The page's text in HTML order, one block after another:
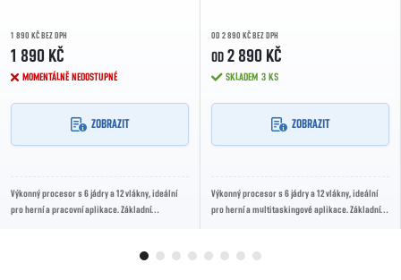
1 890 KČ BEZ DPH
1 890 KČ
MOMENTÁLNĚ NEDOSTUPNÉ
ZOBRAZIT
Výkonný procesor s 6 jádry a 12 vlákny, ideální
pro herní a pracovní aplikace. Základní
OD 2 890 KČ BEZ DPH
OD 2 890 KČ
SKLADEM 3 KS
ZOBRAZIT
Výkonný procesor s 6 jádry a 12 vlákny, ideální
pro herní a multitaskingové aplikace. Základní